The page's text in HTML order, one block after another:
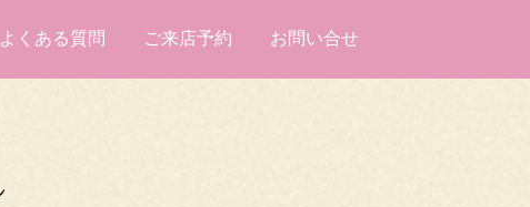
よくある質問 ご来店予約 お問い合せ